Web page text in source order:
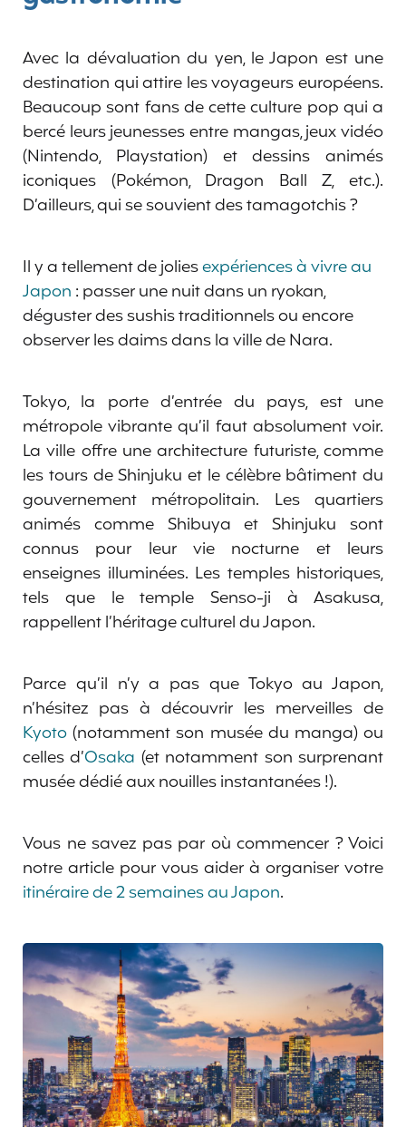
Avec la dévaluation du yen, le Japon est une
destination qui attire les voyageurs européens.
Beaucoup sont fans de cette culture pop qui a
bercé leurs jeunesses entre mangas, jeux vidéo
(Nintendo, Playstation) et dessins animés
iconiques (Pokémon, Dragon Ball Z, etc.).
D’ailleurs, qui se souvient des tamagotchis ?
Il y a tellement de joliesexpériences à vivre au
Japon : passer une nuit dans un ryokan,
déguster des sushis traditionnels ou encore
observer les daims dans la ville de Nara.
Tokyo, la porte d’entrée du pays, est une
métropole vibrante qu’il faut absolument voir.
La ville offre une architecture futuriste, comme
les tours de Shinjuku et le célèbre bâtiment du
gouvernement métropolitain. Les quartiers
animés comme Shibuya et Shinjuku sont
connus pour leur vie nocturne et leurs
enseignes illuminées. Les temples historiques,
tels que le temple Senso-ji à Asakusa,
rappellent l’héritage culturel du Japon.
Parce qu’il n’y a pas que Tokyo au Japon,
n’hésitez pas à découvrir les merveilles de
Kyoto (notamment son musée du manga) ou
celles d’Osaka (et notamment son surprenant
musée dédié aux nouilles instantanées !).
Vous ne savez pas par où commencer ? Voici
notre article pour vous aider à organiser votre
itinéraire de 2 semaines au Japon.